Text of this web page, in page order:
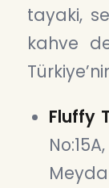
tayaki,
kahve
Fluffy